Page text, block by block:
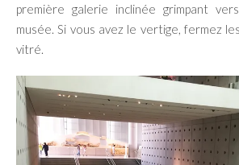
première galerie inclinée grimpant
musée. Si vous avez le vertige, fermez
vitré.